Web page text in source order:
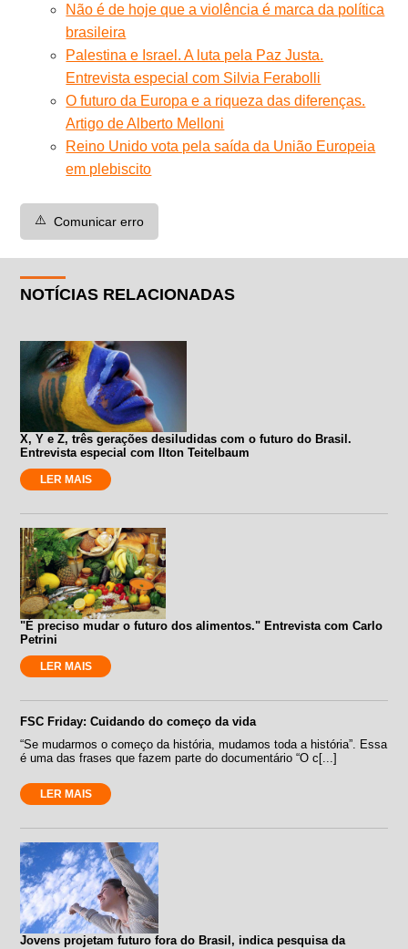
Não é de hoje que a violência é marca da política
brasileira
Palestina e Israel. A luta pela Paz Justa.
Entrevista especial com Silvia Ferabolli
O futuro da Europa e a riqueza das diferenças.
Artigo de Alberto Melloni
Reino Unido vota pela saída da União Europeia
em plebiscito
⚠️ Comunicar erro
NOTÍCIAS RELACIONADAS
X, Y e Z, três gerações desiludidas com o futuro do Brasil.
Entrevista especial com Ilton Teitelbaum
LER MAIS
"É preciso mudar o futuro dos alimentos." Entrevista com Carlo
Petrini
LER MAIS
FSC Friday: Cuidando do começo da vida
“Se mudarmos o começo da história, mudamos toda a história”. Essa
é uma das frases que fazem parte do documentário “O c[...]
LER MAIS
Jovens projetam futuro fora do Brasil, indica pesquisa da